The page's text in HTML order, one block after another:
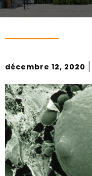
décembre 12, 2020